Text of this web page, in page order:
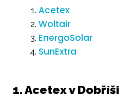
Acetex
Woltair
EnergoSolar
SunExtra
1. Acetex v Dobříši